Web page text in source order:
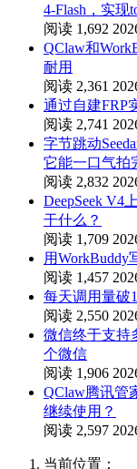
4-Flash，实现
阅读 1,692
QClaw和
耐用
阅读 2,361
通过自建FRP
阅读 2,741
字节跳动
它能一口气拍
阅读 2,832
DeepSeek V4
干什么？
阅读 1,709
用
阅读 1,457
每天调用量破
阅读 2,550
微信终于支持
个微信
阅读 1,906
QClaw腾讯管
继续使用？
阅读 2,597
当前位置：